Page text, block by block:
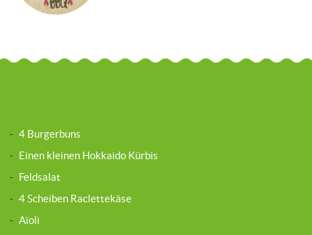
- 4 Burgerbuns
- Einen kleinen Hokkaido Kürbis
- Feldsalat
- 4 Scheiben Raclettekäse
- Aïoli